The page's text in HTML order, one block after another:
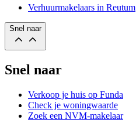
Verhuurmakelaars in Reutum
Snel naar
Snel naar
Verkoop je huis op Funda
Check je woningwaarde
Zoek een NVM-makelaar